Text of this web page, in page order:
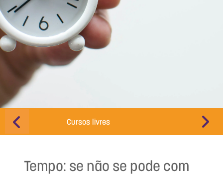
Cursos livres Educação
Tempo: se não se pode com